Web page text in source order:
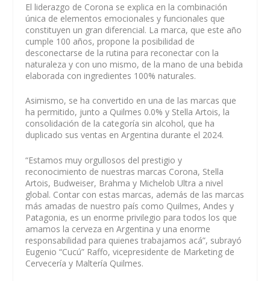
El liderazgo de Corona se explica en la combinación
única de elementos emocionales y funcionales que
constituyen un gran diferencial. La marca, que este año
cumple 100 años, propone la posibilidad de
desconectarse de la rutina para reconectar con la
naturaleza y con uno mismo, de la mano de una bebida
elaborada con ingredientes 100% naturales.
Asimismo, se ha convertido en una de las marcas que
ha permitido, junto a Quilmes 0.0% y Stella Artois, la
consolidación de la categoría sin alcohol, que ha
duplicado sus ventas en Argentina durante el 2024.
“Estamos muy orgullosos del prestigio y
reconocimiento de nuestras marcas Corona, Stella
Artois, Budweiser, Brahma y Michelob Ultra a nivel
global. Contar con estas marcas, además de las marcas
más amadas de nuestro país como Quilmes, Andes y
Patagonia, es un enorme privilegio para todos los que
amamos la cerveza en Argentina y una enorme
responsabilidad para quienes trabajamos acá”, subrayó
Eugenio “Cucú” Raffo, vicepresidente de Marketing de
Cervecería y Maltería Quilmes.